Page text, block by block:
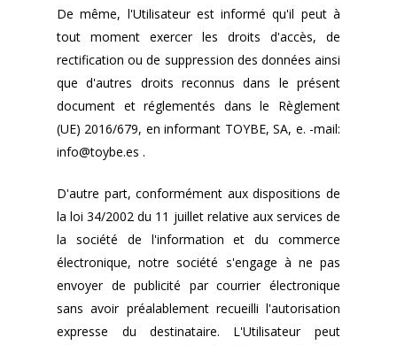
De même, l'Utilisateur est informé qu'il peut à
tout moment exercer les droits d'accès, de
rectification ou de suppression des données ainsi
que d'autres droits reconnus dans le présent
document et réglementés dans le Règlement
(UE) 2016/679, en informant TOYBE, SA, e. -mail:
info@toybe.es .
D'autre part, conformément aux dispositions de
la loi 34/2002 du 11 juillet relative aux services de
la société de l'information et du commerce
électronique, notre société s'engage à ne pas
envoyer de publicité par courrier électronique
sans avoir préalablement recueilli l'autorisation
expresse du destinataire. L'Utilisateur peut